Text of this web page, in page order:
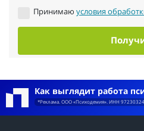
Принимаю условия
Как выглядит работа
*Реклама. ООО «Психодемия». ИНН